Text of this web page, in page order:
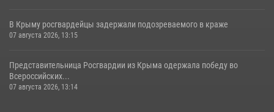
В Крыму росгвардейцы задержали подозреваемого в краже
07 августа 2026, 13:15
Представительница Росгвардии из Крыма одержала победу во
Всероссийских...
07 августа 2026, 13:14